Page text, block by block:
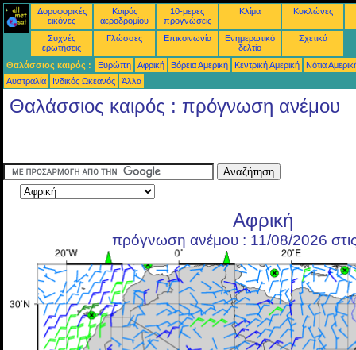
Δορυφορικές
εικόνες
Καιρός
αεροδρομίου
10-μερες
προγνώσεις
Κλίμα Κυκλώνες
Συχνές
ερωτήσεις
Γλώσσες Επικοινωνία
Ενημερωτικό
δελτίο
Σχετικά
Θαλάσσιος καιρός : Ευρώπη Αφρική Βόρεια Αμερική Κεντρική Αμερική
Νότια
Αυστραλία
Ινδικός Ωκεανός Άλλα
Θαλάσσιος καιρός : πρόγνωση ανέμου
Αφρική
πρόγνωση ανέμου : 11/08/2026